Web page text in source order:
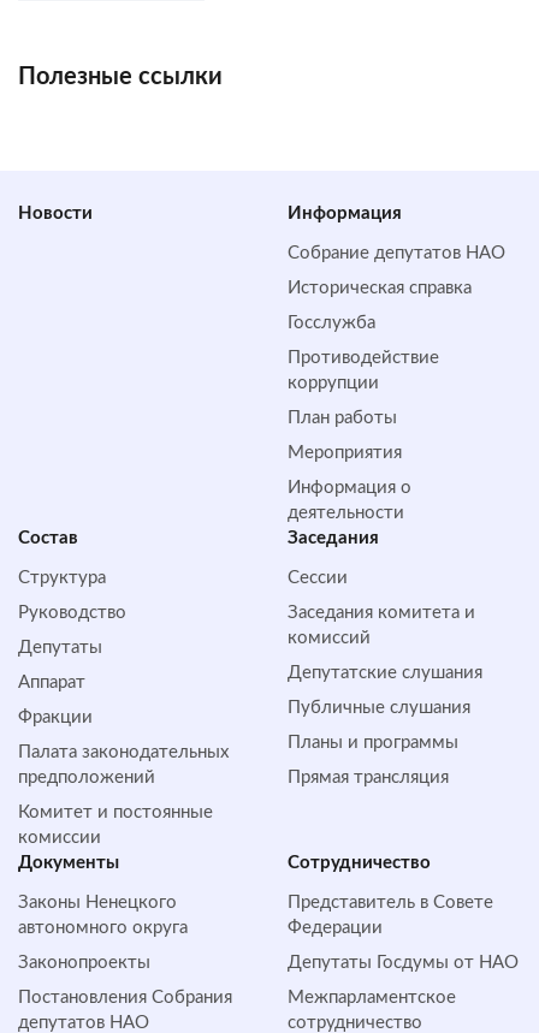
Полезные ссылки
Новости Информация
Собрание депутатов НАО
Историческая справка
Госслужба
Противодействие
коррупции
План работы
Мероприятия
Информация о
деятельности
Состав
Структура
Руководство
Депутаты
Аппарат
Фракции
Палата законодательных
предположений
Комитет и постоянные
комиссии
Заседания
Сессии
Заседания комитета и
комиссий
Депутатские слушания
Публичные слушания
Планы и программы
Прямая трансляция
Документы
Законы Ненецкого
автономного округа
Законопроекты
Постановления Собрания
депутатов НАО
Сотрудничество
Представитель в Совете
Федерации
Депутаты Госдумы от НАО
Межпарламентское
сотрудничество